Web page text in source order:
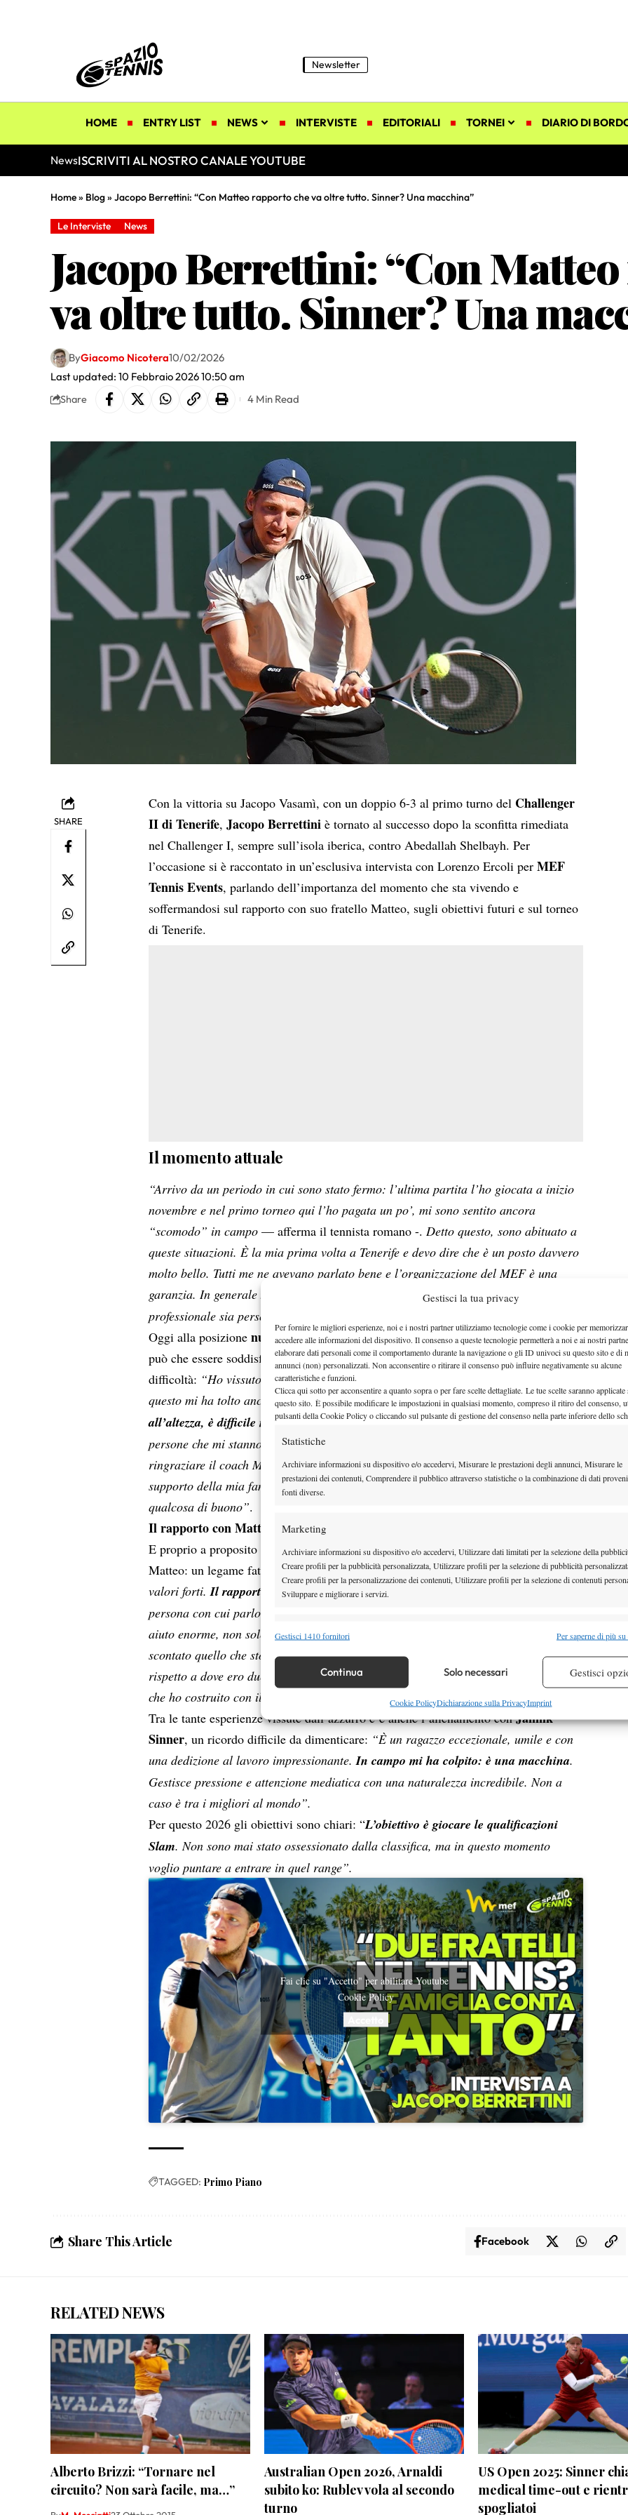
Gestisci la tua privacy
Per fornire le migliori esperienze, noi e i nostri partner utilizziamo tecnologie come i cookie per
accedere alle informazioni del dispositivo. Il consenso a queste tecnologie permetterà a noi e ai nostri
elaborare dati personali come il comportamento durante la navigazione o gli ID univoci su questo sito e di
annunci (non) personalizzati. Non acconsentire o ritirare il consenso può influire negativamente su alcune
caratteristiche e funzioni.
Clicca qui sotto per acconsentire a quanto sopra o per fare scelte dettagliate. Le tue scelte saranno applicate
questo sito. È possibile modificare le impostazioni in qualsiasi momento, compreso il ritiro del consenso,
pulsanti della Cookie Policy o cliccando sul pulsante di gestione del consenso nella parte inferiore dello
Statistiche
Archiviare informazioni su dispositivo e/o accedervi, Misurare le prestazioni degli annunci, Misurare le
prestazioni dei contenuti, Comprendere il pubblico attraverso statistiche o la combinazione di dati
fonti diverse.
Marketing
Archiviare informazioni su dispositivo e/o accedervi, Utilizzare dati limitati per la selezione della
Creare profili per la pubblicità personalizzata, Utilizzare profili per la selezione di pubblicità
Creare profili per la personalizzazione dei contenuti, Utilizzare profili per la selezione di contenuti
Sviluppare e migliorare i servizi.
Funzionalità
Identificare i dispositivi in base alle informazioni trasmesse automaticamente.
Garantire la sicurezza, prevenire e rilevare frodi, correggere errori,
Erogare e presentare pubblicità e contenuto, Salvare e comunicare le
scelte sulla privacy.
Gestisci 1410 fornitori Per saperne di più
Continua Solo necessari Gestisci
Cookie PolicyDichiarazione sulla PrivacyImprint
Newsletter
HOME ENTRY LIST NEWS INTERVISTE EDITORIALI TORNEI DIARIO DI
NewsISCRIVITI AL NOSTRO CANALE YOUTUBE
Home» Blog» Jacopo Berrettini: “Con Matteo rapporto che va oltre tutto. Sinner? Una macchina”
Le Interviste News
Jacopo Berrettini: “Con
va oltre tutto. Sinner? Una
Last updated: 10 Febbraio 2026 10:50 am
ByGiacomo Nicotera10/02/2026
Share 4 Min Read
SHARE
Con la vittoria su Jacopo Vasamì, con un doppio 6-3 al primo turno del Challenger
II di Tenerife,Jacopo Berrettini è tornato al successo dopo la sconfitta rimediata
nel Challenger I, sempre sull’isola iberica, contro Abedallah Shelbayh. Per
l’occasione si è raccontato in un’esclusiva intervista con Lorenzo Ercoli perMEF
Tennis Events, parlando dell’importanza del momento che sta vivendo e
soffermandosi sul rapporto con suo fratello Matteo, sugli obiettivi futuri e sul torneo
di Tenerife.
Il momento attuale
“Arrivo da un periodo in cui sono stato fermo: l’ultima partita l’ho giocata a inizio
novembre e nel primo torneo qui l’ho pagata un po’, mi sono sentito ancora
“scomodo” in campo — afferma il tennista romano -.Detto questo, sono abituato a
queste situazioni. È la mia prima volta a Tenerife e devo dire che è un posto davvero
molto bello. Tutti me ne avevano parlato bene e l’organizzazione del MEF è una
garanzia. In generale
, sia dal punto di vista
professionale sia personale”
Oggi alla posizionenumero 298del ranking ATP, suo best ranking, Berrettini non
può che essere soddisfatto del percorso intrapreso, nel quale non sono mancate le
difficoltà: “Ho vissuto due anni molto complicati, in cui il fisico non mi ha aiutato e
questo mi ha tolto anche stimoli e voglia di competere.Quando non ti senti
all’altezza, è difficile mantenere entusiasmo. Però siamo stati bravi — io e tutte le
persone che mi stanno vicino — a lavorare insieme per stare meglio. Devo
ringraziare il coach Marco Miceli per tutto quello che mi sta insegnando e il
supporto della mia famiglia. Credo di essere sulla strada giusta per fare ancora
qualcosa di buono”.
Il rapporto con Matteo e gli obiettivi futuri
E proprio a proposito di famiglia, Jacopo ha parlato del rapporto con il fratello
Matteo: un legame fatto di sostegno reciproco.“Siamo una famiglia solida, con
valori forti.Il rapporto con Matteo va oltre tutto
: è il mio migliore amico, la
persona con cui parlo di più. Sa sostenermi, ma anche dirmi quando sbaglio. È un
aiuto enorme, non solo nel tennis ma nella vita. Mi ripete spesso di non dare per
scontato quello che sto facendo. Magari la mia classifica non è quella dei sogni, ma
rispetto a dove ero due o tre anni fa è un grande traguardo. Mi invita a godermi ciò
che ho costruito con il mio lavoro”.
Tra le tante esperienze vissute dall’azzurro c’è anche l’allenamento conJannik
Sinner, un ricordo difficile da dimenticare: “È un ragazzo eccezionale, umile e con
una dedizione al lavoro impressionante.In campo mi ha colpito: è una macchina.
Gestisce pressione e attenzione mediatica con una naturalezza incredibile. Non a
caso è tra i migliori al mondo”.
Per questo 2026 gli obiettivi sono chiari: “L’obiettivo è giocare le qualificazioni
Slam. Non sono mai stato ossessionato dalla classifica, ma in questo momento
voglio puntare a entrare in quel range”.
Fai clic su "Accetto" per abilitare Youtube
Cookie Policy
TAGGED: Primo Piano
Share This Article Facebook
RELATED NEWS
Alberto Brizzi: “Tornare nel
circuito? Non sarà facile, ma…”
Australian Open 2026, Arnaldi
subito ko: Rublev vola al secondo
turno
US Open 2025: Sinner
medical time-out e
spogliatoi